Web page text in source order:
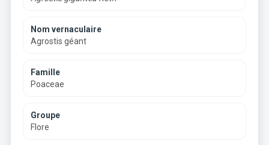
Nom vernaculaire
Agrostis géant
Famille
Poaceae
Groupe
Flore